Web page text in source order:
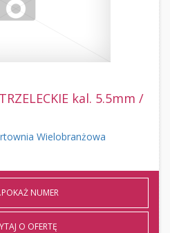
kal. 5.5mm /
Wielobranżowa
NUMER
O OFERTĘ